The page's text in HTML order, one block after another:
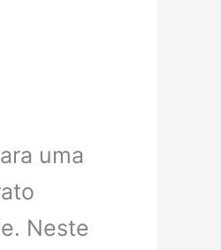
uma
Neste